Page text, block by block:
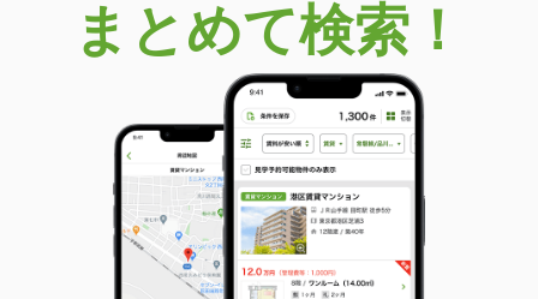
価 格
10.80万円
長野県松本市大手１丁目
40.31m²
間取り
1LDK
長野県長野市伊勢宮３
価 格
6.80万円
住 所
長野県長野市伊勢宮３
専有面積 68.74m²
まとめて検索！